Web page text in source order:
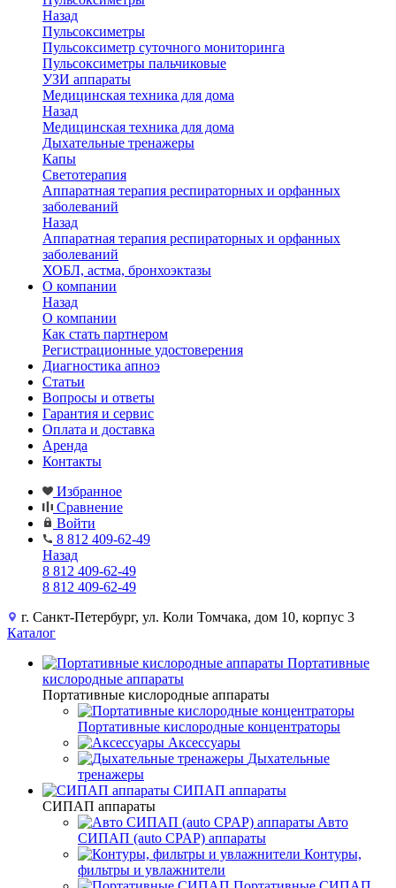
Назад
Пульсоксиметры
Пульсоксиметр суточного мониторинга
Пульсоксиметры пальчиковые
УЗИ аппараты
Медицинская техника для дома
Назад
Медицинская техника для дома
Дыхательные тренажеры
Капы
Светотерапия
Аппаратная терапия респираторных и орфанных
заболеваний
Назад
Аппаратная терапия респираторных и орфанных
заболеваний
ХОБЛ, астма, бронхоэктазы
О компании
Назад
О компании
Как стать партнером
Регистрационные удостоверения
Диагностика апноэ
Статьи
Вопросы и ответы
Гарантия и сервис
Оплата и доставка
Аренда
Контакты
Избранное
Сравнение
Войти
8 812 409-62-49
Назад
8 812 409-62-49
8 812 409-62-49
г. Санкт-Петербург, ул. Коли Томчака, дом 10, корпус 3
Каталог
Портативные
кислородные аппараты
Портативные кислородные аппараты
Портативные кислородные концентраторы
Аксессуары
Дыхательные
тренажеры
СИПАП аппараты
СИПАП аппараты
Aвто
СИПАП (auto CPAP) аппараты
Контуры,
фильтры и увлажнители